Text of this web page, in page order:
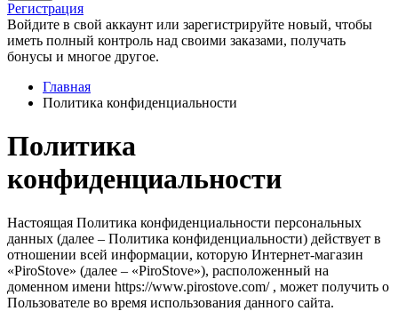
Регистрация
Войдите в свой аккаунт или зарегистрируйте новый, чтобы
иметь полный контроль над своими заказами, получать
бонусы и многое другое.
Главная
Политика конфиденциальности
Политика
конфиденциальности
Настоящая Политика конфиденциальности персональных
данных (далее – Политика конфиденциальности) действует в
отношении всей информации, которую Интернет-магазин
«PiroStove» (далее – «PiroStove»), расположенный на
доменном имени https://www.pirostove.com/ , может получить о
Пользователе во время использования данного сайта.